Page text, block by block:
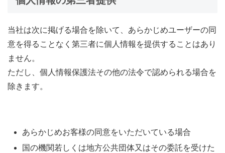
当社は次に掲げる場合を除いて、あらかじめユーザーの同
意を得ることなく第三者に個人情報を提供することはあり
ません。
ただし、個人情報保護法その他の法令で認められる場合を
除きます。
あらかじめお客様の同意をいただいている場合
国の機関若しくは地方公共団体又はその委託を受けた